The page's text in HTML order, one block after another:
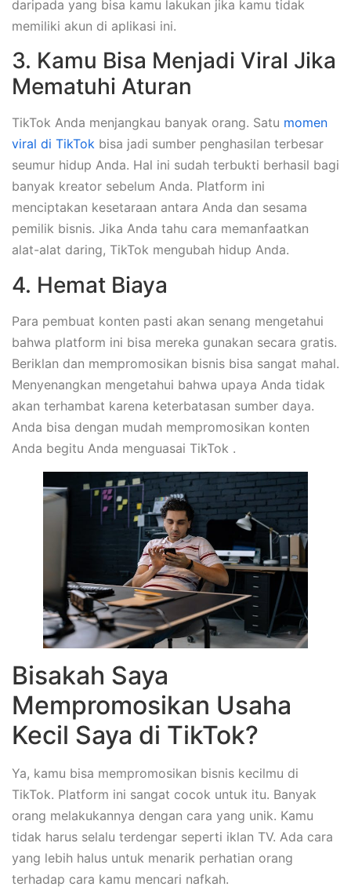
daripada yang bisa kamu lakukan jika kamu tidak
memiliki akun di aplikasi ini.
3. Kamu Bisa Menjadi Viral Jika
Mematuhi Aturan
TikTok Anda menjangkau banyak orang. Satu momen
viral di TikTok bisa jadi sumber penghasilan terbesar
seumur hidup Anda. Hal ini sudah terbukti berhasil bagi
banyak kreator sebelum Anda. Platform ini
menciptakan kesetaraan antara Anda dan sesama
pemilik bisnis. Jika Anda tahu cara memanfaatkan
alat-alat daring, TikTok mengubah hidup Anda.
4. Hemat Biaya
Para pembuat konten pasti akan senang mengetahui
bahwa platform ini bisa mereka gunakan secara gratis.
Beriklan dan mempromosikan bisnis bisa sangat mahal.
Menyenangkan mengetahui bahwa upaya Anda tidak
akan terhambat karena keterbatasan sumber daya.
Anda bisa dengan mudah mempromosikan konten
Anda begitu Anda menguasai TikTok .
Bisakah Saya
Mempromosikan Usaha
Kecil Saya di TikTok?
Ya, kamu bisa mempromosikan bisnis kecilmu di
TikTok. Platform ini sangat cocok untuk itu. Banyak
orang melakukannya dengan cara yang unik. Kamu
tidak harus selalu terdengar seperti iklan TV. Ada cara
yang lebih halus untuk menarik perhatian orang
terhadap cara kamu mencari nafkah.